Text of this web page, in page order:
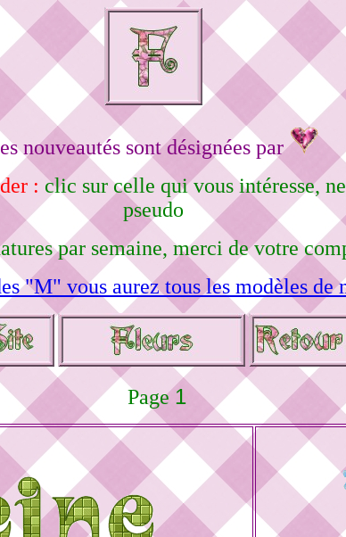
nouveautés sont désignées par
: clic sur celle qui vous intéresse,
pseudo
par semaine, merci de votre
"M" vous aurez tous les modèles de
Page1